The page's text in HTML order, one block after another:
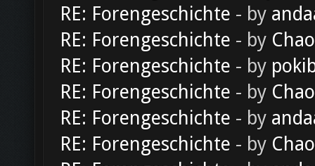
RE: Forengeschichte - by
RE: Forengeschichte - by
RE: Forengeschichte - by
RE: Forengeschichte - by
RE: Forengeschichte - by
RE: Forengeschichte - by